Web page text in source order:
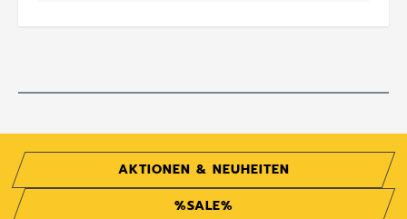
AKTIONEN & NEUHEITEN
%SALE%